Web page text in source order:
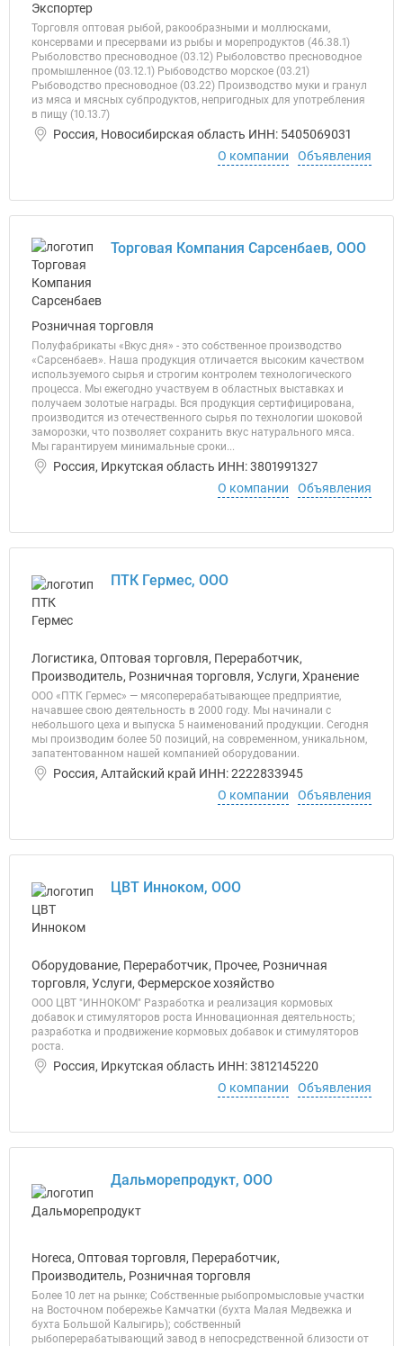
Экспортер
Торговля оптовая рыбой, ракообразными и моллюсками,
консервами и пресервами из рыбы и морепродуктов (46.38.1)
Рыболовство пресноводное (03.12) Рыболовство пресноводное
промышленное (03.12.1) Рыбоводство морское (03.21)
Рыбоводство пресноводное (03.22) Производство муки и гранул
из мяса и мясных субпродуктов, непригодных для употребления
в пищу (10.13.7)
Россия, Новосибирская область ИНН: 5405069031
О компании
Объявления
Торговая Компания Сарсенбаев, ООО
Розничная торговля
Полуфабрикаты «Вкус дня» - это собственное производство
«Сарсенбаев». Наша продукция отличается высоким качеством
используемого сырья и строгим контролем технологического
процесса. Мы ежегодно участвуем в областных выставках и
получаем золотые награды. Вся продукция сертифицирована,
производится из отечественного сырья по технологии шоковой
заморозки, что позволяет сохранить вкус натурального мяса.
Мы гарантируем минимальные сроки...
Россия, Иркутская область ИНН: 3801991327
О компании
Объявления
ПТК Гермес, ООО
Логистика, Оптовая торговля, Переработчик,
Производитель, Розничная торговля, Услуги, Хранение
ООО «ПТК Гермес» — мясоперерабатывающее предприятие,
начавшее свою деятельность в 2000 году. Мы начинали с
небольшого цеха и выпуска 5 наименований продукции. Сегодня
мы производим более 50 позиций, на современном, уникальном,
запатентованном нашей компанией оборудовании.
Россия, Алтайский край ИНН: 2222833945
О компании
Объявления
ЦВТ Инноком, ООО
Оборудование, Переработчик, Прочее, Розничная
торговля, Услуги, Фермерское хозяйство
ООО ЦВТ "ИННОКОМ" Разработка и реализация кормовых
добавок и стимуляторов роста Инновационная деятельность;
разработка и продвижение кормовых добавок и стимуляторов
роста.
Россия, Иркутская область ИНН: 3812145220
О компании
Объявления
Дальморепродукт, ООО
Horeca, Оптовая торговля, Переработчик,
Производитель, Розничная торговля
Более 10 лет на рынке; Собственные рыбопромысловые участки
на Восточном побережье Камчатки (бухта Малая Медвежка и
бухта Большой Калыгирь); собственный
рыбоперерабатывающий завод в непосредственной близости от